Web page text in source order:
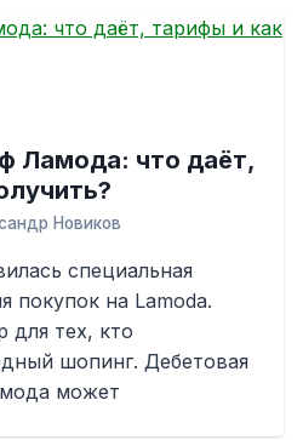
Ламода: что даёт,
Новиков
специальная
покупок на Lamoda.
тех, кто
шопинг. Дебетовая
может